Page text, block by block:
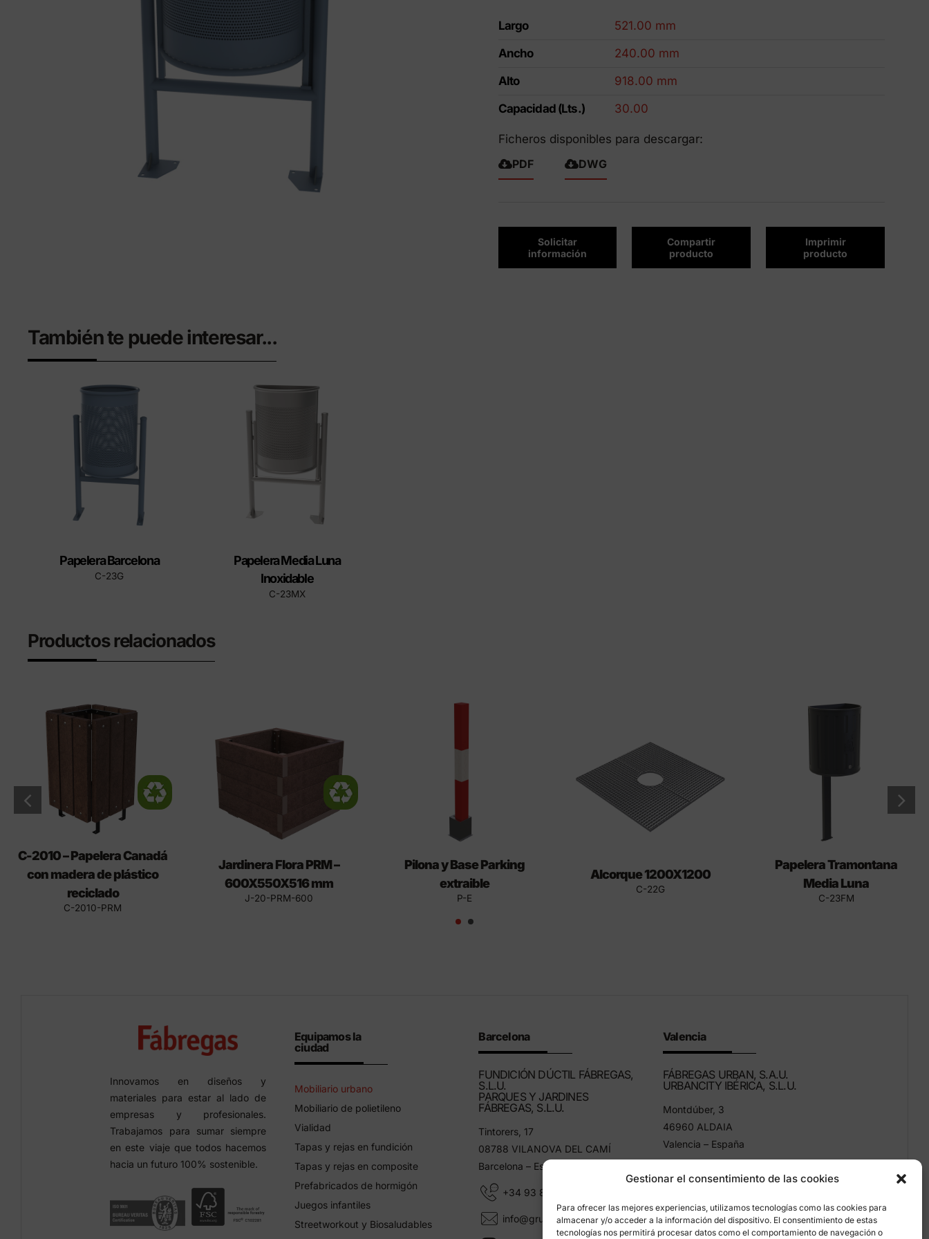
Gestionar el consentimiento de las cookies
Para ofrecer las mejores experiencias, utilizamos tecnologías como las cookies para
almacenar y/o acceder a la información del dispositivo. El consentimiento de estas
tecnologías nos permitirá procesar datos como el comportamiento de navegación o
Largo
521.00 mm
Ancho
240.00 mm
Alto
918.00 mm
Capacidad (Lts.)
30.00
Ficheros disponibles para descargar:
PDF
DWG
Solicitar
información
Compartir
producto
Imprimir
producto
También te puede interesar...
Papelera Barcelona
C-23G
Papelera Media Luna
Inoxidable
C-23MX
Productos relacionados
C-2010 – Papelera Canadá
con madera de plástico
reciclado
C-2010-PRM
Jardinera Flora PRM –
600X550X516 mm
J-20-PRM-600
Pilona y Base Parking
extraible
P-E
Alcorque 1200X1200
C-22G
Papelera Tramontana
Media Luna
C-23FM
Innovamos en diseños y
materiales para estar al lado de
empresas y profesionales.
Trabajamos para sumar siempre
en este viaje que todos hacemos
hacia un futuro 100% sostenible.
Equipamos la
ciudad
Mobiliario urbano
Mobiliario de polietileno
Vialidad
Tapas y rejas en fundición
Tapas y rejas en composite
Prefabricados de hormigón
Juegos infantiles
Streetworkout y Biosaludables
Barcelona
FUNDICIÓN DÚCTIL FÁBREGAS,
S.L.U.
PARQUES Y JARDINES
FÁBREGAS, S.L.U.
Tintorers, 17
08788 VILANOVA DEL CAMÍ
Barcelona – España
+34 93 805 11 25
info@grupfabregas.com
Valencia
FÁBREGAS URBAN, S.A.U.
URBANCITY IBÉRICA, S.L.U.
Montdúber, 3
46960 ALDAIA
Valencia – España